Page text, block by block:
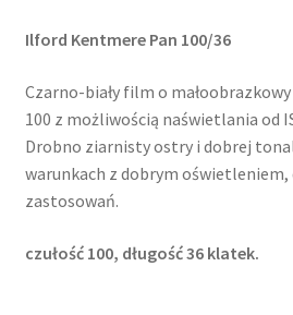
Ilford Kentmere Pan 100/36
Czarno-biały film o małoobrazkowy
100 z możliwością naświetlania od
Drobno ziarnisty ostry i dobrej
warunkach z dobrym oświetleniem,
zastosowań.
czułość 100, długość 36 klatek.